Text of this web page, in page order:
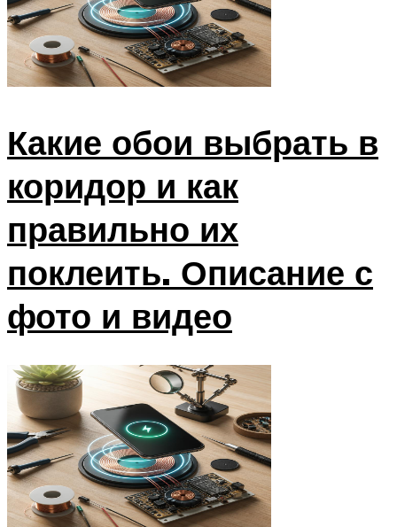
Какие обои выбрать в
коридор и как
правильно их
поклеить. Описание с
фото и видео